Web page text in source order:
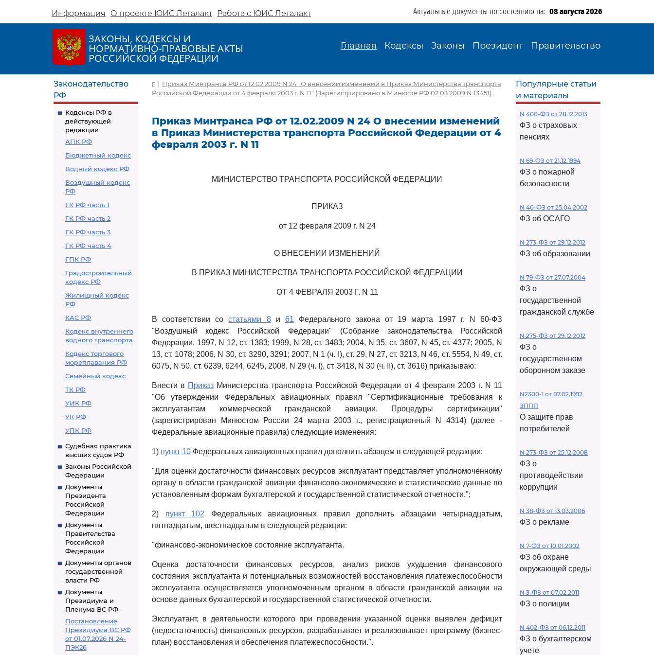
Информация О проекте ЮИС Легалакт Работа с ЮИС Легалакт Актуальные документы по состоянию на: 08 августа 2026
ЗАКОНЫ, КОДЕКСЫ И
НОРМАТИВНО-ПРАВОВЫЕ АКТЫ
РОССИЙСКОЙ ФЕДЕРАЦИИ
Главная Кодексы Законы Президент Правительство
Законодательство
РФ
Кодексы РФ в
действующей
редакции
АПК РФ
Бюджетный кодекс
Водный кодекс РФ
Воздушный кодекс
РФ
ГК РФ часть 1
ГК РФ часть 2
ГК РФ часть 3
ГК РФ часть 4
ГПК РФ
Градостроительный
кодекс РФ
Жилищный кодекс
РФ
КАС РФ
Кодекс внутреннего
водного транспорта
Кодекс торгового
мореплавания РФ
Семейный кодекс
ТК РФ
УИК РФ
УК РФ
УПК РФ
Судебная практика
высших судов РФ
Законы Российской
Федерации
Документы
Президента
Российской
Федерации
Документы
Правительства
Российской
Федерации
Документы органов
государственной
власти РФ
Документы
Президиума и
Пленума ВС РФ
Постановление
Президиума ВС РФ
от 01.07.2026 N 24-
ПЭК26
| Приказ Минтранса РФ от 12.02.2009 N 24 "О внесении изменений в Приказ Министерства транспорта
Российской Федерации от 4 февраля 2003 г. N 11" (Зарегистрировано в Минюсте РФ 02.03.2009 N 13451)
Приказ Минтранса РФ от 12.02.2009 N 24 О внесении изменений
в Приказ Министерства транспорта Российской Федерации от 4
февраля 2003 г. N 11
МИНИСТЕРСТВО ТРАНСПОРТА РОССИЙСКОЙ ФЕДЕРАЦИИ
ПРИКАЗ
от 12 февраля 2009 г. N 24
О ВНЕСЕНИИ ИЗМЕНЕНИЙ
В ПРИКАЗ МИНИСТЕРСТВА ТРАНСПОРТА РОССИЙСКОЙ ФЕДЕРАЦИИ
ОТ 4 ФЕВРАЛЯ 2003 Г. N 11
В соответствии состатьями 8и 61 Федерального закона от 19 марта 1997 г. N 60-ФЗ
"Воздушный кодекс Российской Федерации" (Собрание законодательства Российской
Федерации, 1997, N 12, ст. 1383; 1999, N 28, ст. 3483; 2004, N 35, ст. 3607, N 45, ст. 4377; 2005, N
13, ст. 1078; 2006, N 30, ст. 3290, 3291; 2007, N 1 (ч. I), ст. 29, N 27, ст. 3213, N 46, ст. 5554, N 49, ст.
6075, N 50, ст. 6239, 6244, 6245, 2008, N 29 (ч. I), ст. 3418, N 30 (ч. II), ст. 3616) приказываю:
Внести в Приказ Министерства транспорта Российской Федерации от 4 февраля 2003 г. N 11
"Об утверждении Федеральных авиационных правил "Сертификационные требования к
эксплуатантам коммерческой гражданской авиации. Процедуры сертификации"
(зарегистрирован Минюстом России 24 марта 2003 г., регистрационный N 4314) (далее -
Федеральные авиационные правила) следующие изменения:
1) пункт 10 Федеральных авиационных правил дополнить абзацем в следующей редакции:
"Для оценки достаточности финансовых ресурсов эксплуатант представляет уполномоченному
органу в области гражданской авиации финансово-экономические и статистические данные по
установленным формам бухгалтерской и государственной статистической отчетности.";
2) пункт 102 Федеральных авиационных правил дополнить абзацами четырнадцатым,
пятнадцатым, шестнадцатым в следующей редакции:
"финансово-экономическое состояние эксплуатанта.
Оценка достаточности финансовых ресурсов, анализ рисков ухудшения финансового
состояния эксплуатанта и потенциальных возможностей восстановления платежеспособности
эксплуатанта осуществляется уполномоченным органом в области гражданской авиации на
основе данных бухгалтерской и государственной статистической отчетности.
Эксплуатант, в деятельности которого при проведении указанной оценки выявлен дефицит
(недостаточность) финансовых ресурсов, разрабатывает и реализовывает программу (бизнес-
план) восстановления и обеспечения платежеспособности.".
Популярные статьи
и материалы
N 400-ФЗ от 28.12.2013
ФЗ о страховых
пенсиях
N 69-ФЗ от 21.12.1994
ФЗ о пожарной
безопасности
N 40-ФЗ от 25.04.2002
ФЗ об ОСАГО
N 273-ФЗ от 29.12.2012
ФЗ об образовании
N 79-ФЗ от 27.07.2004
ФЗ о
государственной
гражданской службе
N 275-ФЗ от 29.12.2012
ФЗ о
государственном
оборонном заказе
N2300-1 от 07.02.1992
ЗППП
О защите прав
потребителей
N 273-ФЗ от 25.12.2008
ФЗ о
противодействии
коррупции
N 38-ФЗ от 13.03.2006
ФЗ о рекламе
N 7-ФЗ от 10.01.2002
ФЗ об охране
окружающей среды
N 3-ФЗ от 07.02.2011
ФЗ о полиции
N 402-ФЗ от 06.12.2011
ФЗ о бухгалтерском
учете